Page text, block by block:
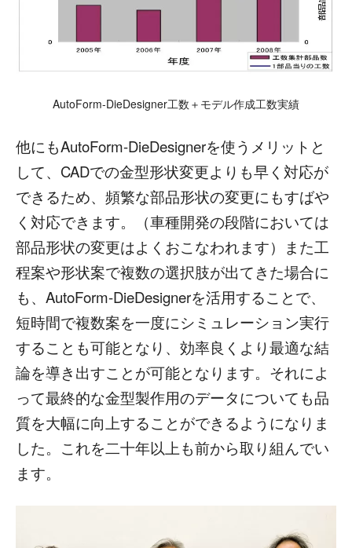
AutoForm-DieDesigner工数＋モデル作成工数実績
他にもAutoForm-DieDesignerを使うメリットと
して、CADでの金型形状変更よりも早く対応が
できるため、頻繁な部品形状の変更にもすばや
く対応できます。（車種開発の段階においては
部品形状の変更はよくおこなわれます）また工
程案や形状案で複数の選択肢が出てきた場合に
も、AutoForm-DieDesignerを活用することで、
短時間で複数案を一度にシミュレーション実行
することも可能となり、効率良くより最適な結
論を導き出すことが可能となります。それによ
って最終的な金型製作用のデータについても品
質を大幅に向上することができるようになりま
した。これを二十年以上も前から取り組んでい
ます。